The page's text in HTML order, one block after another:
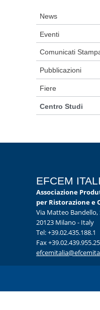
News
Eventi
Comunicati
Pubblicazioni
Fiere
Centro Studi
EFCEM
Associazione
per Ristorazione e
Via Matteo Bandello,
20123 Milano - Italy
Tel: +39.02.435.188.1
Fax +39.02.439.955.25